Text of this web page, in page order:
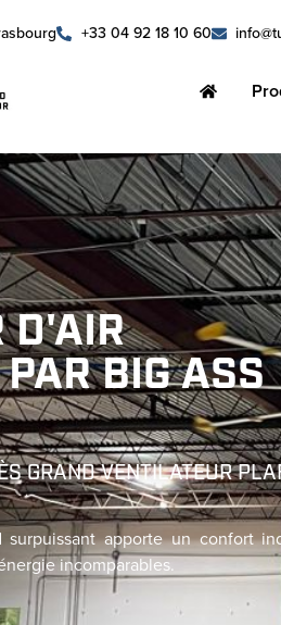
+33 04 92 18 10 60
D'AIR
BIG ASS
GRAND VENTILATEUR
surpuissant apporte un confort
incomparables.